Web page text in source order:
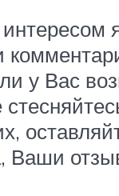
у Вас
Ваши